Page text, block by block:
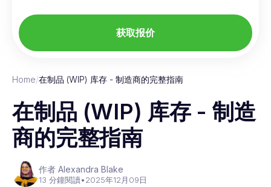
获取报价
Home/在制品 (WIP) 库存 - 制造商的完整指南
在制品 (WIP) 库存 - 制造
商的完整指南
作者 Alexandra Blake
13 分鐘閱讀•2025年12月09日